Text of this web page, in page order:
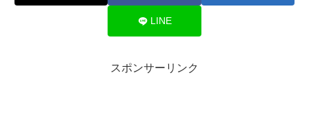
LINE
スポンサーリンク